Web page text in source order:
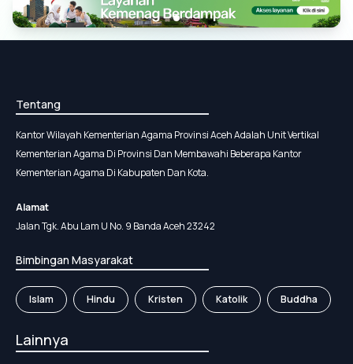
Tentang
Kantor Wilayah Kementerian Agama Provinsi Aceh Adalah Unit Vertikal
Kementerian Agama Di Provinsi Dan Membawahi Beberapa Kantor
Kementerian Agama Di Kabupaten Dan Kota.
Alamat
Jalan Tgk. Abu Lam U No. 9 Banda Aceh 23242
Bimbingan Masyarakat
Islam Hindu Kristen Katolik Buddha
Lainnya